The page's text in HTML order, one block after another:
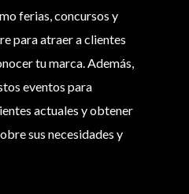
ferias, concursos y
para atraer a clientes
tu marca. Además,
eventos para
actuales y obtener
sus necesidades y